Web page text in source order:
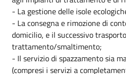
- La gestione delle isole
- La consegna e rimozione di
domicilio, e il successivo
trattamento/smaltimento;
- Il servizio di spazzamento sia
(compresi i servizi a